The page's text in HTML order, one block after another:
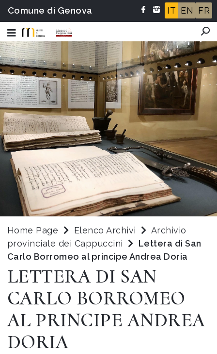
Comune di Genova IT EN FR
Home Page Elenco Archivi
Archivio
provinciale dei Cappuccini
Lettera di San
Carlo Borromeo al principe Andrea Doria
LETTERA DI SAN
CARLO BORROMEO
AL PRINCIPE ANDREA
DORIA